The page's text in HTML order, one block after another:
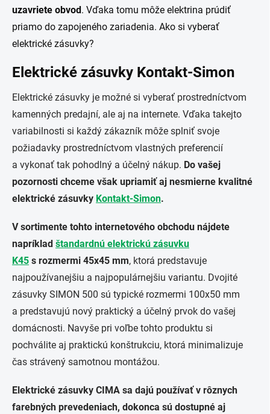
uzavriete obvod . Vďaka tomu môže elektrina prúdiť
priamo do zapojeného zariadenia. Ako si vyberať
elektrické zásuvky?
Elektrické zásuvky Kontakt-Simon
Elektrické zásuvky je možné si vyberať prostredníctvom
kamenných predajní, ale aj na internete. Vďaka takejto
variabilnosti si každý zákazník môže splniť svoje
požiadavky prostredníctvom vlastných preferencií
a vykonať tak pohodlný a účelný nákup. Do vašej
pozornosti chceme však upriamiť aj nesmierne kvalitné
elektrické zásuvky Kontakt-Simon.
V sortimente tohto internetového obchodu nájdete
napríklad štandardnú elektrickú zásuvku
K45 s rozmermi 45x45 mm, ktorá predstavuje
najpoužívanejšiu a najpopulárnejšiu variantu. Dvojité
zásuvky SIMON 500 sú typické rozmermi 100x50 mm
a predstavujú nový praktický a účelný prvok do vašej
domácnosti. Navyše pri voľbe tohto produktu si
pochválite aj praktickú konštrukciu, ktorá minimalizuje
čas strávený samotnou montážou.
Elektrické zásuvky CIMA sa dajú používať v rôznych
farebných prevedeniach, dokonca sú dostupné aj